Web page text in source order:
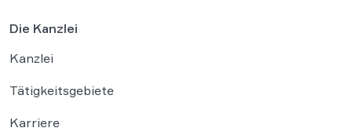
Die Kanzlei
Kanzlei
Tätigkeitsgebiete
Karriere